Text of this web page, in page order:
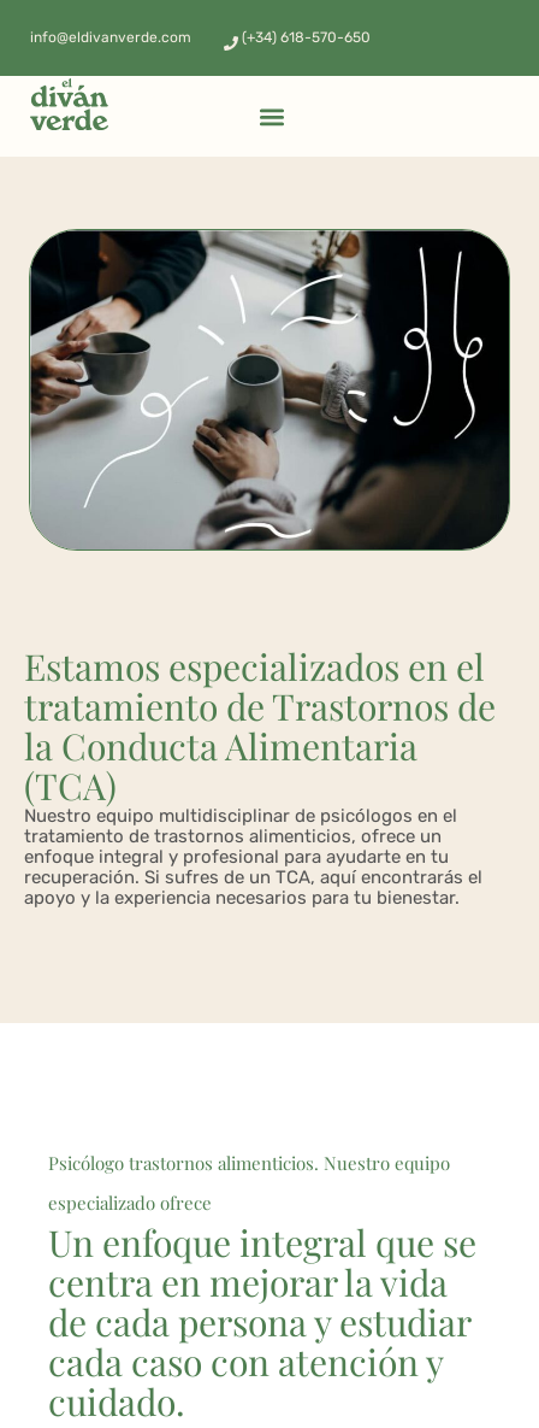
info@eldivanverde.com (+34) 618-570-650
Estamos especializados en el
tratamiento de Trastornos de
la Conducta Alimentaria
(TCA)
Nuestro equipo multidisciplinar de psicólogos en el
tratamiento de trastornos alimenticios, ofrece un
enfoque integral y profesional para ayudarte en tu
recuperación. Si sufres de un TCA, aquí encontrarás el
apoyo y la experiencia necesarios para tu bienestar.
Psicólogo trastornos alimenticios. Nuestro equipo
especializado ofrece
Un enfoque integral que se
centra en mejorar la vida
de cada persona y estudiar
cada caso con atención y
cuidado.